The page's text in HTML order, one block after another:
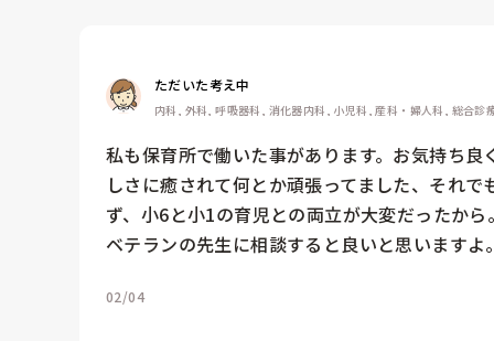
ただいた考え中
内科, 外科, 呼吸器科, 消化器内科, 小児科, 産科・婦人科, 総合
私も保育所で働いた事があります。お気持ち
しさに癒されて何とか頑張ってました、それ
ず、小6と小1の育児との両立が大変だったから
ベテランの先生に相談すると良いと思います
02/04